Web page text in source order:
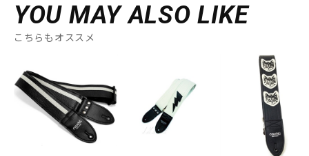
YOU MAY ALSO LIKE
こちらもオススメ